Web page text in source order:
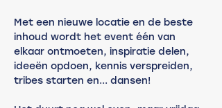
Met een nieuwe locatie en de beste
inhoud wordt het event één van
elkaar ontmoeten, inspiratie delen,
ideeën opdoen, kennis verspreiden,
tribes starten en... dansen!